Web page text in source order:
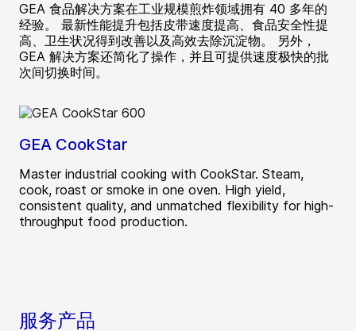
GEA 食品解决方案在工业规模煎炸领域拥有 40 多年的
经验。 最新性能提升包括皮带速度提高、食品安全性提
高、卫生状况得到改善以及高效去除沉淀物。 另外，
GEA 解决方案还简化了操作，并且可提供速度极快的批
次间切换时间。
GEA CookStar
Master industrial cooking with CookStar. Steam,
cook, roast or smoke in one oven. High yield,
consistent quality, and unmatched flexibility for high-
throughput food production.
服务产品